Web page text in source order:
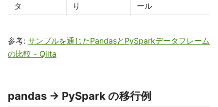
タ
り
ール
参考: サンプルを通じたPandasとPySparkデータフレーム
の比較 - Qiita
pandas → PySpark の移行例